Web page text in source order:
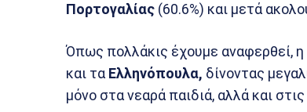
Πορτογαλίας (60.6%) και μετά
Όπως πολλάκις έχουμε αναφερθεί, η
και ταΕλληνόπουλα, δίνοντας
μόνο στα νεαρά παιδιά, αλλά και στις